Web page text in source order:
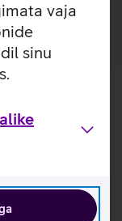
vaja
sinu